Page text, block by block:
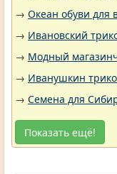
→ Океан обуви для
→ Ивановский
→ Модный
→ Иванушкин
→ Семена для
Показать ещё!